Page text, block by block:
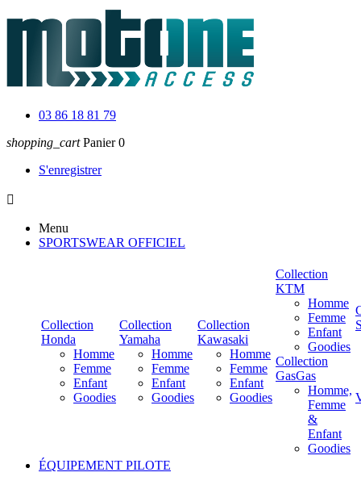
03 86 18 81 79
shopping_cart Panier 0
S'enregistrer

Menu
SPORTSWEAR OFFICIEL
Collection
Honda
Homme
Femme
Enfant
Goodies
Collection
Yamaha
Homme
Femme
Enfant
Goodies
Collection
Kawasaki
Homme
Femme
Enfant
Goodies
Collection
KTM
Homme
Femme
Enfant
Goodies
Collection
GasGas
Homme,
Femme
&
Enfant
Goodies
ÉQUIPEMENT PILOTE